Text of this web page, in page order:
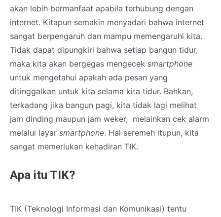
akan lebih bermanfaat apabila terhubung dengan
internet. Kitapun semakin menyadari bahwa internet
sangat berpengaruh dan mampu memengaruhi kita.
Tidak dapat dipungkiri bahwa setiap bangun tidur,
maka kita akan bergegas mengecek smartphone
untuk mengetahui apakah ada pesan yang
ditinggalkan untuk kita selama kita tidur. Bahkan,
terkadang jika bangun pagi, kita tidak lagi melihat
jam dinding maupun jam weker, melainkan cek alarm
melalui layar smartphone. Hal seremeh itupun, kita
sangat memerlukan kehadiran TIK.
Apa itu TIK?
TIK (Teknologi Informasi dan Komunikasi) tentu